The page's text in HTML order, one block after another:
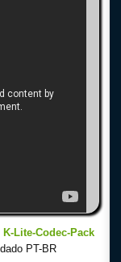
K-Lite-Codec-Pack